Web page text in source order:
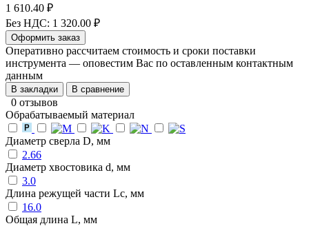
1 610.40 ₽
Без НДС: 1 320.00 ₽
Оформить заказ
Оперативно рассчитаем стоимость и сроки поставки
инструмента — оповестим Вас по оставленным контактным
данным
В закладки В сравнение
0 отзывов
Обрабатываемый материал
Диаметр сверла D, мм
2.66
Диаметр хвостовика d, мм
3.0
Длина режущей части Lc, мм
16.0
Общая длина L, мм